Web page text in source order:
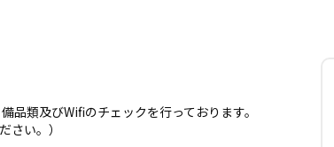
類及びWifiのチェックを行っております。
さい。）